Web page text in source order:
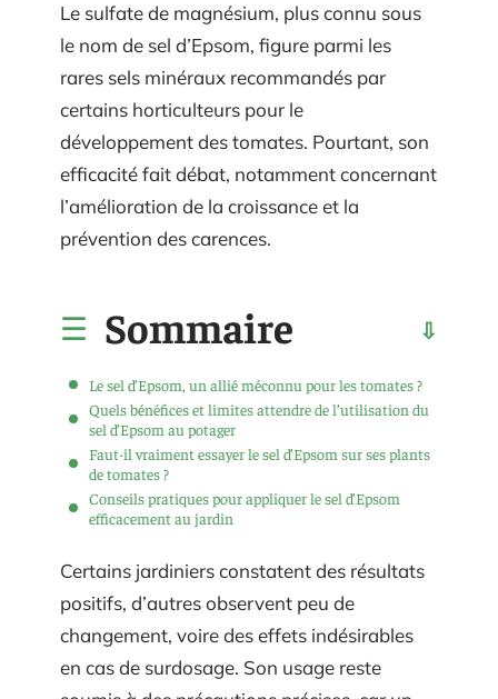
Le sulfate de magnésium, plus connu sous
le nom de sel d’Epsom, figure parmi les
rares sels minéraux recommandés par
certains horticulteurs pour le
développement des tomates. Pourtant, son
efficacité fait débat, notamment concernant
l’amélioration de la croissance et la
prévention des carences.
Sommaire
Le sel d’Epsom, un allié méconnu pour les tomates ?
Quels bénéfices et limites attendre de l’utilisation du
sel d’Epsom au potager
Faut-il vraiment essayer le sel d’Epsom sur ses plants
de tomates ?
Conseils pratiques pour appliquer le sel d’Epsom
efficacement au jardin
Certains jardiniers constatent des résultats
positifs, d’autres observent peu de
changement, voire des effets indésirables
en cas de surdosage. Son usage reste